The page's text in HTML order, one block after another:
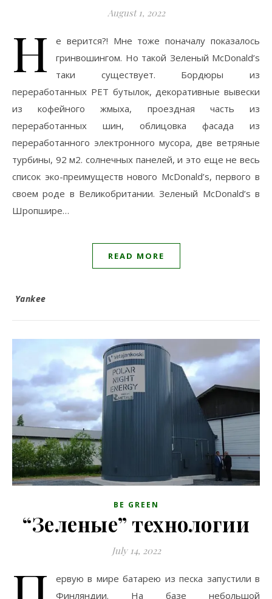
August 1, 2022
Н
е верится?! Мне тоже поначалу показалось
гринвошингом. Но такой Зеленый McDonald’s
таки существует. Бордюры из
переработанных РЕТ бутылок, декоративные вывески
из кофейного жмыха, проездная часть из
переработанных шин, облицовка фасада из
переработанного электронного мусора, две ветряные
турбины, 92 м2. солнечных панелей, и это еще не весь
список эко-преимуществ нового McDonald’s, первого в
своем роде в Великобритании. Зеленый McDonald’s в
Шропшире…
READ MORE
Yankee
BE GREEN
“Зеленые” технологии
July 14, 2022
ервую в мире батарею из песка запустили в
Финляндии. На базе небольшой